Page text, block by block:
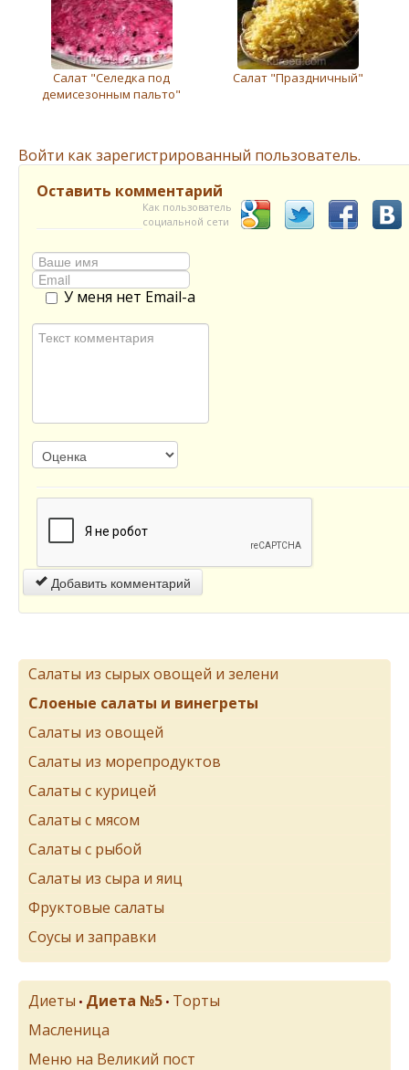
Салат "Селедка под
демисезонным пальто"
Салат "Праздничный"
Войти как зарегистрированный пользователь.
Оставить комментарий
Как пользователь
социальной сети
У меня нет Email-а
Добавить комментарий
Салаты из сырых овощей и зелени
Слоеные салаты и винегреты
Салаты из овощей
Салаты из морепродуктов
Салаты с курицей
Салаты с мясом
Салаты с рыбой
Салаты из сыра и яиц
Фруктовые салаты
Соусы и заправки
Диеты • Диета №5 • Торты
Масленица
Меню на Великий пост